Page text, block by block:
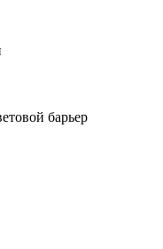
барьер